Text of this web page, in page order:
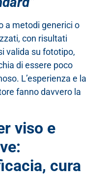
a metodi generici o
con risultati
valida su fototipo,
di essere poco
L’esperienza e la
fanno davvero la
viso e
cura